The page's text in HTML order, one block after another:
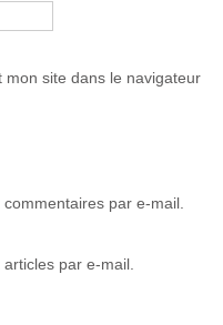
site dans le navigateur
par e-mail.
par e-mail.